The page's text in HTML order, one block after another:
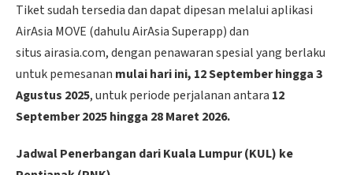
Tiket sudah tersedia dan dapat dipesan melalui aplikasi
AirAsia MOVE (dahulu AirAsia Superapp) dan
situs airasia.com, dengan penawaran spesial yang berlaku
untuk pemesanan mulai hari ini, 12 September hingga 3
Agustus 2025, untuk periode perjalanan antara 12
September 2025 hingga 28 Maret 2026.
Jadwal Penerbangan dari Kuala Lumpur (KUL) ke